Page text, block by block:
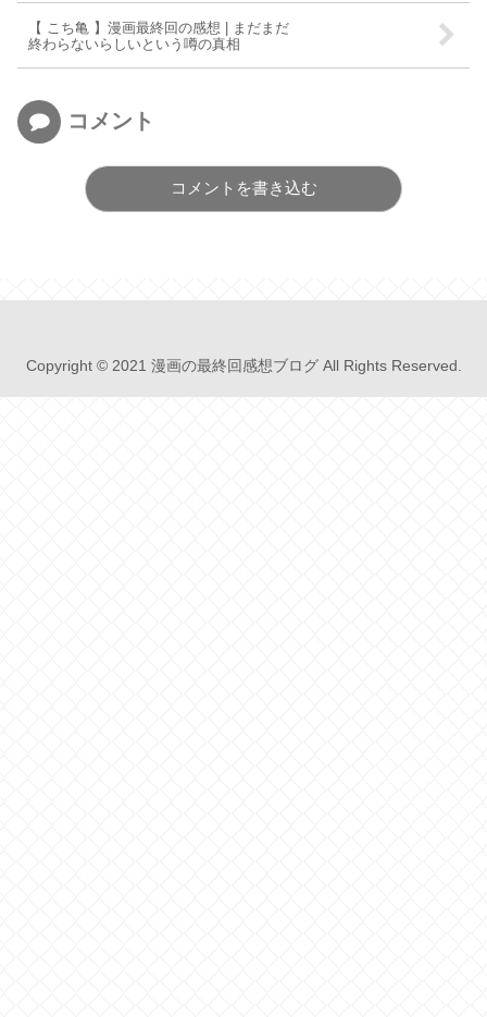
【 こち亀 】漫画最終回の感想 | まだまだ
終わらないらしいという噂の真相
コメント
コメントを書き込む
Copyright © 2021 漫画の最終回感想ブログ All Rights Reserved.